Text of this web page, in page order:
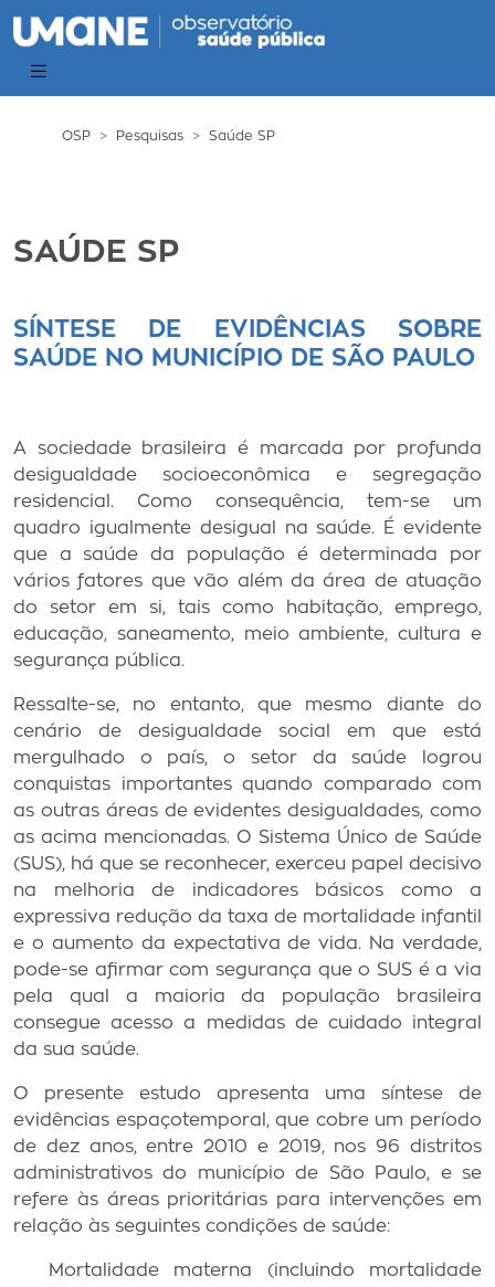
OSP Pesquisas Saúde SP
SAÚDE SP
SÍNTESE DE EVIDÊNCIAS SOBRE
SAÚDE NO MUNICÍPIO DE SÃO PAULO
A sociedade brasileira é marcada por profunda
desigualdade socioeconômica e segregação
residencial. Como consequência, tem-se um
quadro igualmente desigual na saúde. É evidente
que a saúde da população é determinada por
vários fatores que vão além da área de atuação
do setor em si, tais como habitação, emprego,
educação, saneamento, meio ambiente, cultura e
segurança pública.
Ressalte-se, no entanto, que mesmo diante do
cenário de desigualdade social em que está
mergulhado o país, o setor da saúde logrou
conquistas importantes quando comparado com
as outras áreas de evidentes desigualdades, como
as acima mencionadas. O Sistema Único de Saúde
(SUS), há que se reconhecer, exerceu papel decisivo
na melhoria de indicadores básicos como a
expressiva redução da taxa de mortalidade infantil
e o aumento da expectativa de vida. Na verdade,
pode-se afirmar com segurança que o SUS é a via
pela qual a maioria da população brasileira
consegue acesso a medidas de cuidado integral
da sua saúde.
O presente estudo apresenta uma síntese de
evidências espaçotemporal, que cobre um período
de dez anos, entre 2010 e 2019, nos 96 distritos
administrativos do município de São Paulo, e se
refere às áreas prioritárias para intervenções em
relação às seguintes condições de saúde:
Mortalidade materna (incluindo mortalidade